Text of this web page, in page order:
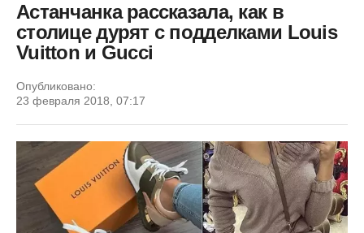
Астанчанка рассказала, как в
столице дурят с подделками Louis
Vuitton и Gucci
Опубликовано:
23 февраля 2018, 07:17